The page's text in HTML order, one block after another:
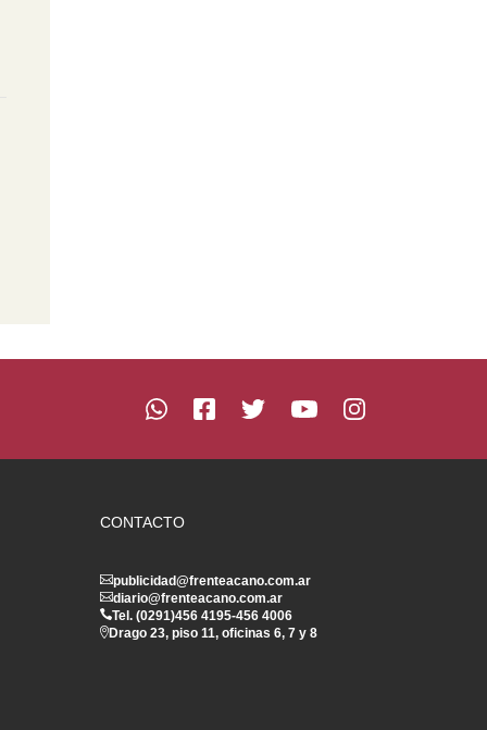
CONTACTO
publicidad@frenteacano.com.ar
diario@frenteacano.com.ar
Tel. (0291)456 4195-456 4006
Drago 23, piso 11, oficinas 6, 7 y 8